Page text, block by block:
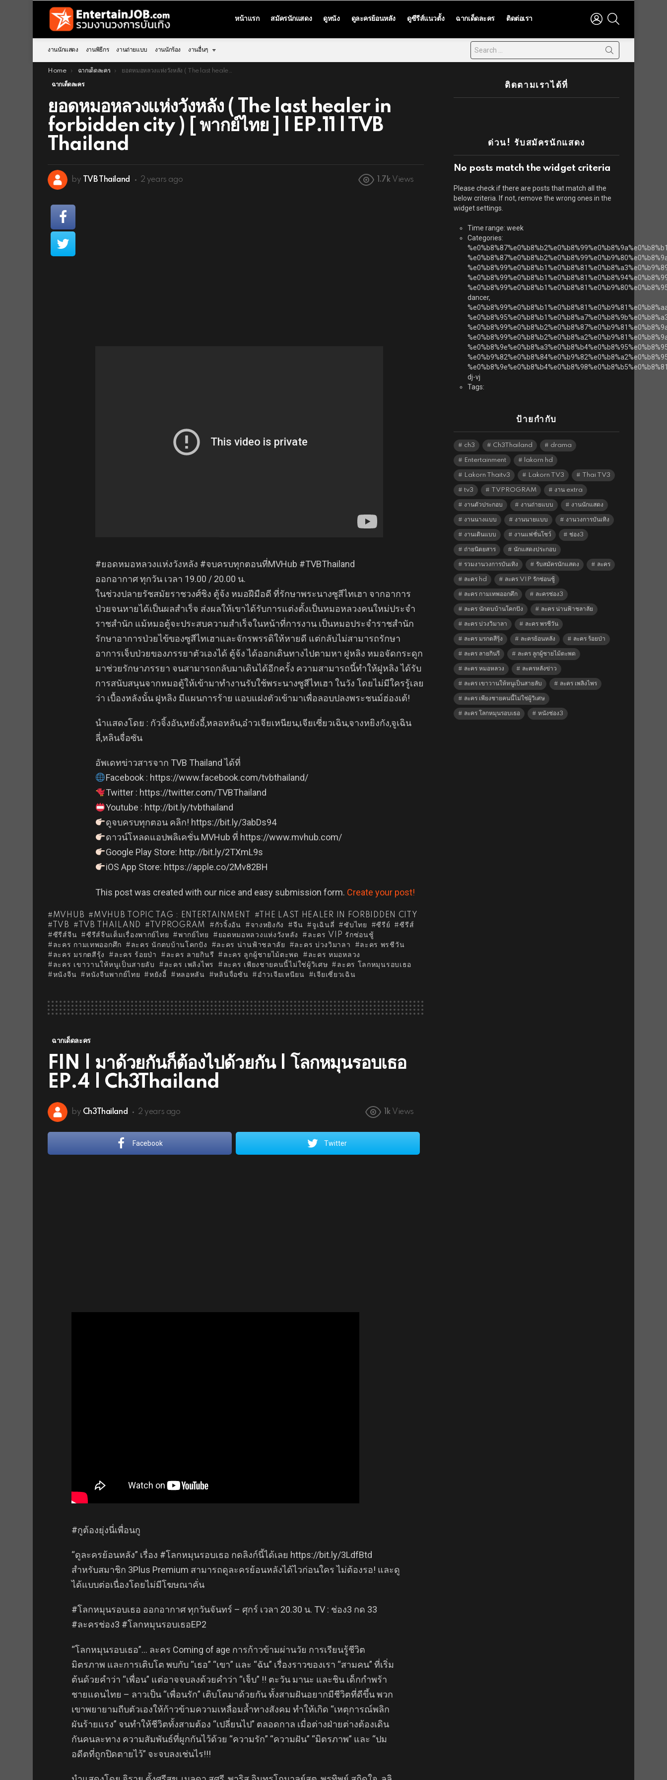
หน้าแรก สมัครนักแสดง ดูหนัง ดูละครย้อนหลัง ดูซีรีส์แนวตั้ง ฉากเด็ดละคร ติดต่อเรา
LOGIN
งานนักแสดง งานพิธีกร งานถ่ายแบบ งานนักร้อง งานอื่นๆ
You are here:
Home ฉากเด็ดละคร ยอดหมอหลวงแห่งวังหลัง ( The last healer in forbidden city ) [ พากย์ไทย ] l EP.11 l TVB Thailand
ฉากเด็ดละคร
ยอดหมอหลวงแห่งวังหลัง ( The last healer in
forbidden city ) [ พากย์ไทย ] l EP.11 l TVB
Thailand
by TVB Thailand 2 years ago 1.7k Views
#ยอดหมอหลวงแห่งวังหลัง #จบครบทุกตอนที่MVHub #TVBThailand
ออกอากาศ ทุกวัน เวลา 19.00 / 20.00 น.
ในช่วงปลายรัชสมัยราชวงศ์ชิง ตู้จ้ง หมอฝีมือดี ที่รักษาพระนางซูสีไทเฮา จากอาการ
ป่วยจนหายได้เป็นผลสำเร็จ ส่งผลให้เขาได้รับการแต่งตั้งเป็นหมอหลวงคนใหม่ประจำ
ราชสำนัก แม้หมอตู้จะประสบความสำเร็จในหน้าที่การงาน เป็นหมอประจำราชสำนัก
รักษาอาการป่วยไข้ของซูสีไทเฮาและจักรพรรดิให้หายดี แต่กลับไม่สามารถรักษา
อาการเจ็บป่วยของภรรยาตัวเองได้ ตู้จ้ง ได้ออกเดินทางไปตามหา ฝูหลิง หมอจัดกระดูก
มาช่วยรักษาภรรยา จนสามารถกลับมาเดินได้อีกครั้ง ความสามารถนี้ทำให้ฝูหลิง ได้รับ
การสนับสนุนจากหมอตู้ให้เข้ามาทำงานรับใช้พระนางซูสีไทเฮา ในวัง โดยไม่มีใครรู้เลย
ว่า เบื้องหลังนั้น ฝูหลิง มีแผนการร้าย แอบแฝงตัวเข้ามาเพื่อลอบปลงพระชนม์ฮ่องเต้!
นำแสดงโดย : กัวจิ้งอัน,หยังอี้,หลอหลัน,อ๋าวเจียเหนียน,เจียเซี่ยวเฉิน,จางหยิงกัง,จูเฉิน
ลี่,หลินจื่อซัน
อัพเดทข่าวสารจาก TVB Thailand ได้ที่
Facebook : https://www.facebook.com/tvbthailand/
Twitter : https://twitter.com/TVBThailand
Youtube : http://bit.ly/tvbthailand
ดูจบครบทุกตอน คลิก! https://bit.ly/3abDs94
ดาวน์โหลดแอปพลิเคชั่น MVHub ที่ https://www.mvhub.com/
Google Play Store: http://bit.ly/2TXmL9s
iOS App Store: https://apple.co/2Mv82BH
This post was created with our nice and easy submission form. Create your post!
MVHUB MVHUB TOPIC TAG : ENTERTAINMENT
THE LAST HEALER IN FORBIDDEN CITY
TVB
TVB THAILAND TVPROGRAM กัวจิ้งอัน จางหยิงกัง จีน จูเฉินลี่ ซับไทย ซีรีย์
ซีรีส์
ซีรีส์จีน
ซีรีส์จีนเต็มเรื่องพากย์ไทย พากย์ไทย ยอดหมอหลวงแห่งวังหลัง
ละคร VIP รักซ่อนชู้
ละคร กามเทพออกศึก
ละคร นักตบบ้านโคกปัง ละคร น่านฟ้าชลาลัย ละคร บ่วงวิมาลา
ละคร พรชีวัน
ละคร มรกตสีรุ้ง
ละคร ร้อยป่า ละคร ลายกินรี ละคร ลูกผู้ชายไม้ตะพด
ละคร หมอหลวง
ละคร เขาวานให้หนูเป็นสายลับ
ละคร เพลิงไพร ละคร เพียงชายคนนี้ไม่ใช่ผู้วิเศษ
ละคร โลกหมุนรอบเธอ
หนังจีน
หนังจีนพากย์ไทย หยังอี้ หลอหลัน หลินจื่อซัน อ๋าวเจียเหนียน เจียเซี่ยวเฉิน
ฉากเด็ดละคร
FIN | มาด้วยกันก็ต้องไปด้วยกัน | โลกหมุนรอบเธอ
EP.4 | Ch3Thailand
by Ch3Thailand 2 years ago 1k Views
Facebook Twitter
#กูต้องยุ่งนี่เพื่อนกู
“ดูละครย้อนหลัง” เรื่อง #โลกหมุนรอบเธอ กดลิงก์นี้ได้เลย https://bit.ly/3LdfBtd
สำหรับสมาชิก 3Plus Premium สามารถดูละครย้อนหลังได้ไวก่อนใคร ไม่ต้องรอ! และดู
ได้แบบต่อเนื่องโดยไม่มีโฆษณาคั่น
#โลกหมุนรอบเธอ ออกอากาศ ทุกวันจันทร์ – ศุกร์ เวลา 20.30 น. TV : ช่อง3 กด 33
#ละครช่อง3 #โลกหมุนรอบเธอEP2
“โลกหมุนรอบเธอ”… ละคร Coming of age การก้าวข้ามผ่านวัย การเรียนรู้ชีวิต
มิตรภาพ และการเติบโต พบกับ “เธอ” “เขา” และ “ฉัน” เรื่องราวของเรา “สามคน” ที่เริ่ม
ต้นด้วยคำว่า “เพื่อน” แต่อาจจบลงด้วยคำว่า “เจ็บ” !! ตะวัน มานะ และชิน เด็กกำพร้า
ชายแดนไทย – ลาวเป็น “เพื่อนรัก” เติบโตมาด้วยกัน ทั้งสามฝันอยากมีชีวิตที่ดีขึ้น พวก
เขาพยายามถีบตัวเองให้ก้าวข้ามความเหลื่อมล้ำทางสังคม ทำให้เกิด “เหตุการณ์พลิก
ผันร้ายแรง” จนทำให้ชีวิตทั้งสามต้อง “เปลี่ยนไป” ตลอดกาล เมื่อต่างฝ่ายต่างต้องเดิน
กันคนละทาง ความสัมพันธ์ที่ผูกกันไว้ด้วย “ความรัก” “ความฝัน” “มิตรภาพ” และ “ปม
อดีตที่ถูกปิดตายไว้” จะจบลงเช่นไร!!!
ติดตามเราได้ที่
ด่วน! รับสมัครนักแสดง
No posts match the widget criteria
Please check if there are posts that match all the
below criteria. If not, remove the wrong ones in the
widget settings.
Time range: week
Categories:
dancer,
dj-vj
Tags:
ป้ายกำกับ
ch3 Ch3Thailand drama
Entertainment lakorn hd
Lakorn Thaitv3 Lakorn TV3 Thai TV3
tv3 TVPROGRAM งาน extra
งานตัวประกอบ งานถ่ายแบบ งานนักแสดง
งานนางแบบ งานนายแบบ งานวงการบันเทิง
งานเดินแบบ งานแฟชั่นโชว์ ช่อง3
ถ่ายนิตยสาร นักแสดงประกอบ
รวมงานวงการบันเทิง รับสมัครนักแสดง ละคร
ละคร hd ละคร VIP รักซ่อนชู้
ละคร กามเทพออกศึก ละครช่อง3
ละคร นักตบบ้านโคกปัง ละคร น่านฟ้าชลาลัย
ละคร บ่วงวิมาลา ละคร พรชีวัน
ละคร มรกตสีรุ้ง ละครย้อนหลัง ละคร ร้อยป่า
ละคร ลายกินรี ละคร ลูกผู้ชายไม้ตะพด
ละคร หมอหลวง ละครหลังข่าว
ละคร เขาวานให้หนูเป็นสายลับ ละคร เพลิงไพร
ละคร เพียงชายคนนี้ไม่ใช่ผู้วิเศษ
ละคร โลกหมุนรอบเธอ หนังช่อง3